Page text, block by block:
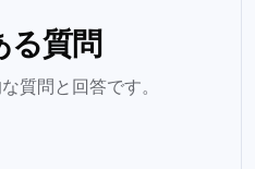
る質問
質問と回答です。